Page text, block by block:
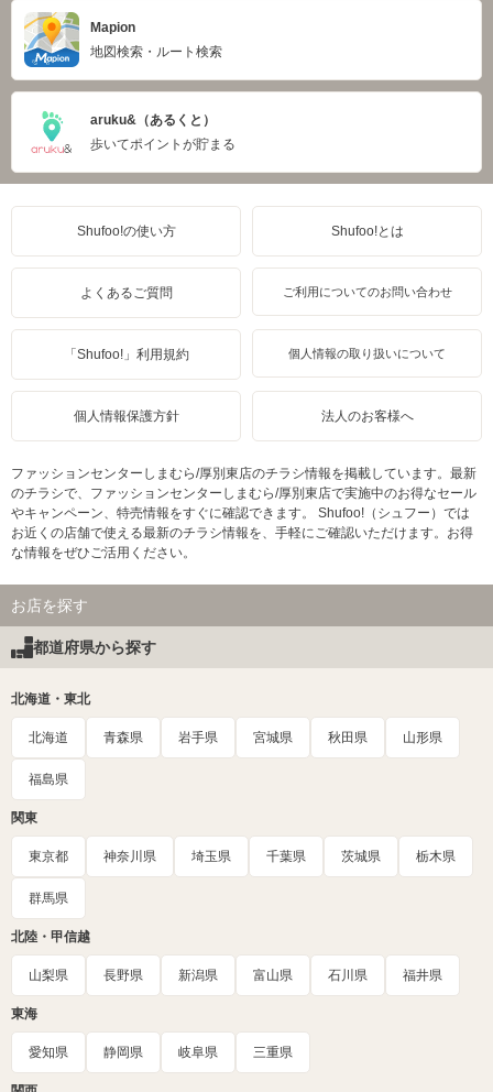
Mapion
地図検索・ルート検索
aruku&（あるくと）
歩いてポイントが貯まる
Shufoo!の使い方 Shufoo!とは
よくあるご質問 ご利用についてのお問い合わせ
「Shufoo!」利用規約 個人情報の取り扱いについて
個人情報保護方針 法人のお客様へ
ファッションセンターしまむら/厚別東店のチラシ情報を掲載しています。最新
のチラシで、ファッションセンターしまむら/厚別東店で実施中のお得なセール
やキャンペーン、特売情報をすぐに確認できます。 Shufoo!（シュフー）では
お近くの店舗で使える最新のチラシ情報を、手軽にご確認いただけます。お得
な情報をぜひご活用ください。
お店を探す
都道府県から探す
北海道・東北
北海道 青森県 岩手県 宮城県 秋田県 山形県
福島県
関東
東京都 神奈川県 埼玉県 千葉県 茨城県 栃木県
群馬県
北陸・甲信越
山梨県 長野県 新潟県 富山県 石川県 福井県
東海
愛知県 静岡県 岐阜県 三重県